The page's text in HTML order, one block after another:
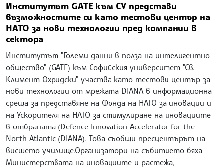
Институтът GATE към СУ представи
възможностите си като тестови център на
НАТО за нови технологии пред компании в
сектора
Институтът "Големи данни в полза на интелигентно
общество" (GATE) към Софийския университет "Св.
Климент Охридски" участва като тестови център за
нови технологии от мрежата DIANA в информационна
среща за представяне на Фонда на НАТО за иновации и
на Ускорителя на НАТО за стимулиране на иновациите
в отбраната (Defence Innovation Accelerator for the
North Atlantic (DIANA). Това съобщи пресцентърът на
висшето училище.Организатори на събитието бяха
Министерствата на иновациите и растежа,